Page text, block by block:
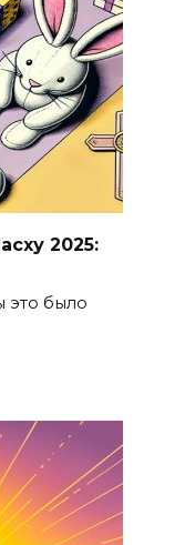
2025:
это было